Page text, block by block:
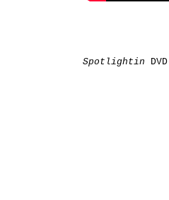
Spotlightin